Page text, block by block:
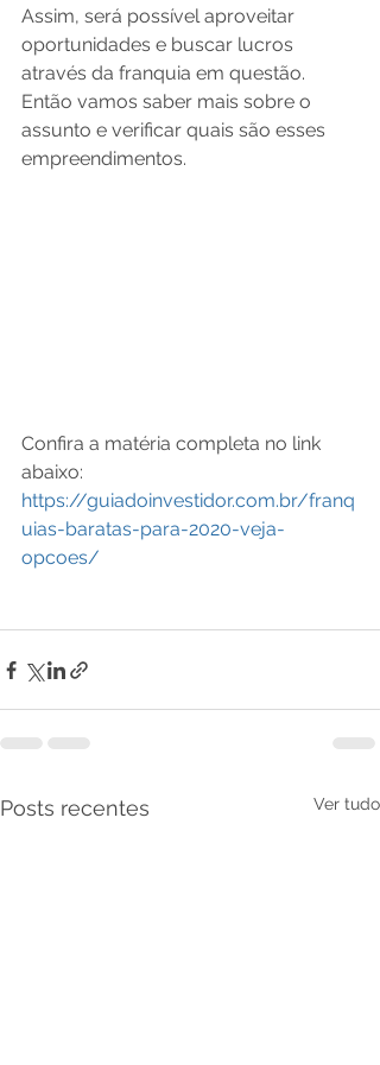
Assim, será possível aproveitar
oportunidades e buscar lucros
através da franquia em questão.
Então vamos saber mais sobre o
assunto e verificar quais são esses
empreendimentos.
Confira a matéria completa no link
abaixo:
https://guiadoinvestidor.com.br/franq
uias-baratas-para-2020-veja-
opcoes/
Posts recentes Ver tudo